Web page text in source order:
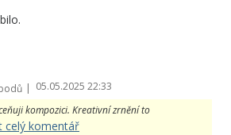
| 05.05.2025 22:33
kompozici. Kreativní zrnění to
celý komentář